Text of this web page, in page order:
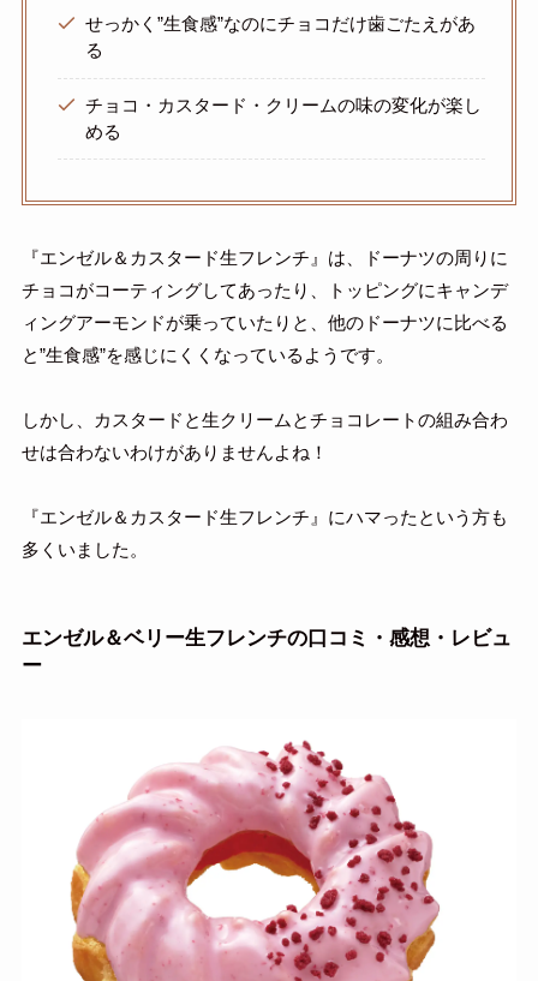
せっかく”生食感”なのにチョコだけ歯ごたえがあ
る
チョコ・カスタード・クリームの味の変化が楽し
める
『エンゼル＆カスタード生フレンチ』は、ドーナツの周りに
チョコがコーティングしてあったり、トッピングにキャンデ
ィングアーモンドが乗っていたりと、他のドーナツに比べる
と”生食感”を感じにくくなっているようです。
しかし、カスタードと生クリームとチョコレートの組み合わ
せは合わないわけがありませんよね！
『エンゼル＆カスタード生フレンチ』にハマったという方も
多くいました。
エンゼル＆ベリー生フレンチの口コミ・感想・レビュ
ー